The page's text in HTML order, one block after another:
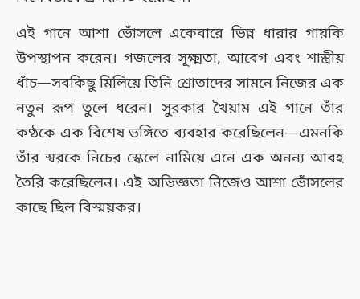
এই গানে আশা ভোঁসলে একেবারে ভিন্ন ধারার গায়কি
উপস্থাপন করেন। গজলের সূক্ষ্মতা, আবেগ এবং শাস্ত্রীয়
ধাঁচ—সবকিছু মিলিয়ে তিনি শ্রোতাদের সামনে নিজের এক
নতুন রূপ তুলে ধরেন। সুরকার খৈয়াম এই গানে তাঁর
কণ্ঠকে এক বিশেষ ভঙ্গিতে ব্যবহার করেছিলেন—এমনকি
তাঁর স্বরকে নিচের স্কেলে নামিয়ে এনে এক অনন্য আবহ
তৈরি করেছিলেন। এই অভিজ্ঞতা নিজেও আশা ভোঁসলের
কাছে ছিল বিস্ময়কর।